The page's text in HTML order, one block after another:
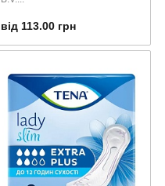
від 113.00 грн